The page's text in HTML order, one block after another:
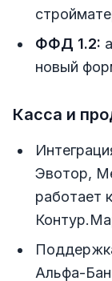
ФФД 1.2:
новый
Касса и
Эвотор,
работает
Альфа-